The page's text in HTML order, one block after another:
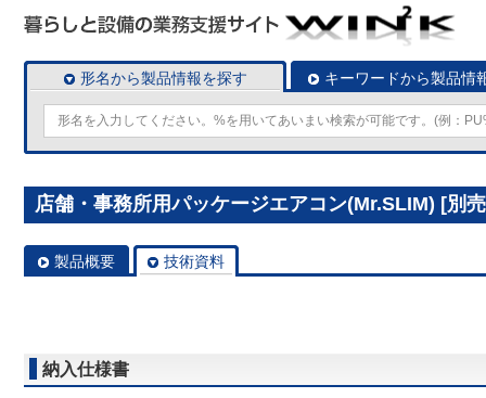
形名から製品情報を探す キーワードから製品情
店舗・事務所用パッケージエアコン(Mr.SLIM) [別
製品概要 技術資料
納入仕様書